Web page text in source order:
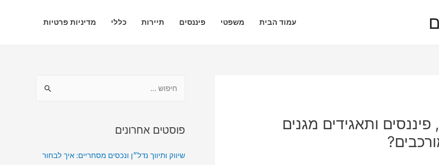
עמוד הבית משפטי פיננסים תיירות כללי מדיניות פרטיות
פיננסים ותאגידים מגנים
ו
:
פוסטים אחרונים
שיווק ותיווך נדל״ן ונכסים מסחריים: איך לבחור